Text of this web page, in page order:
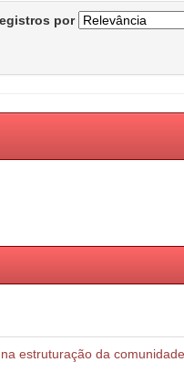
por
estruturação da